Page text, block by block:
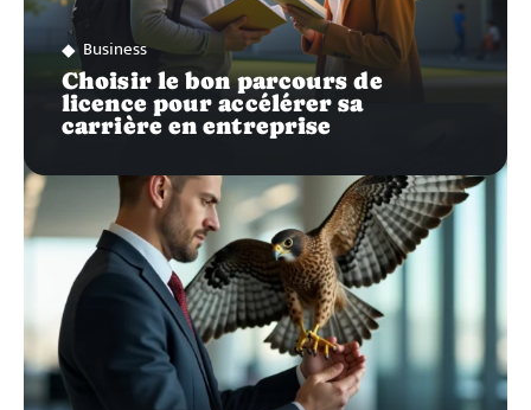
Business
Choisir le bon parcours de
licence pour accélérer sa
carrière en entreprise